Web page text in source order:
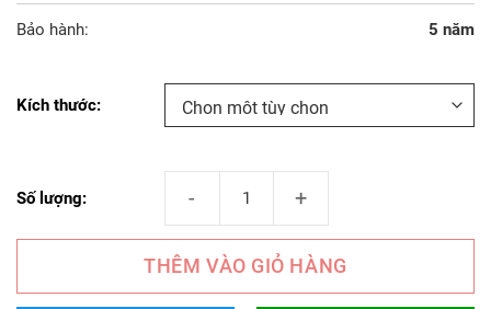
Bảo hành: 5 năm
Kích thước
Số lượng:
THÊM VÀO GIỎ HÀNG